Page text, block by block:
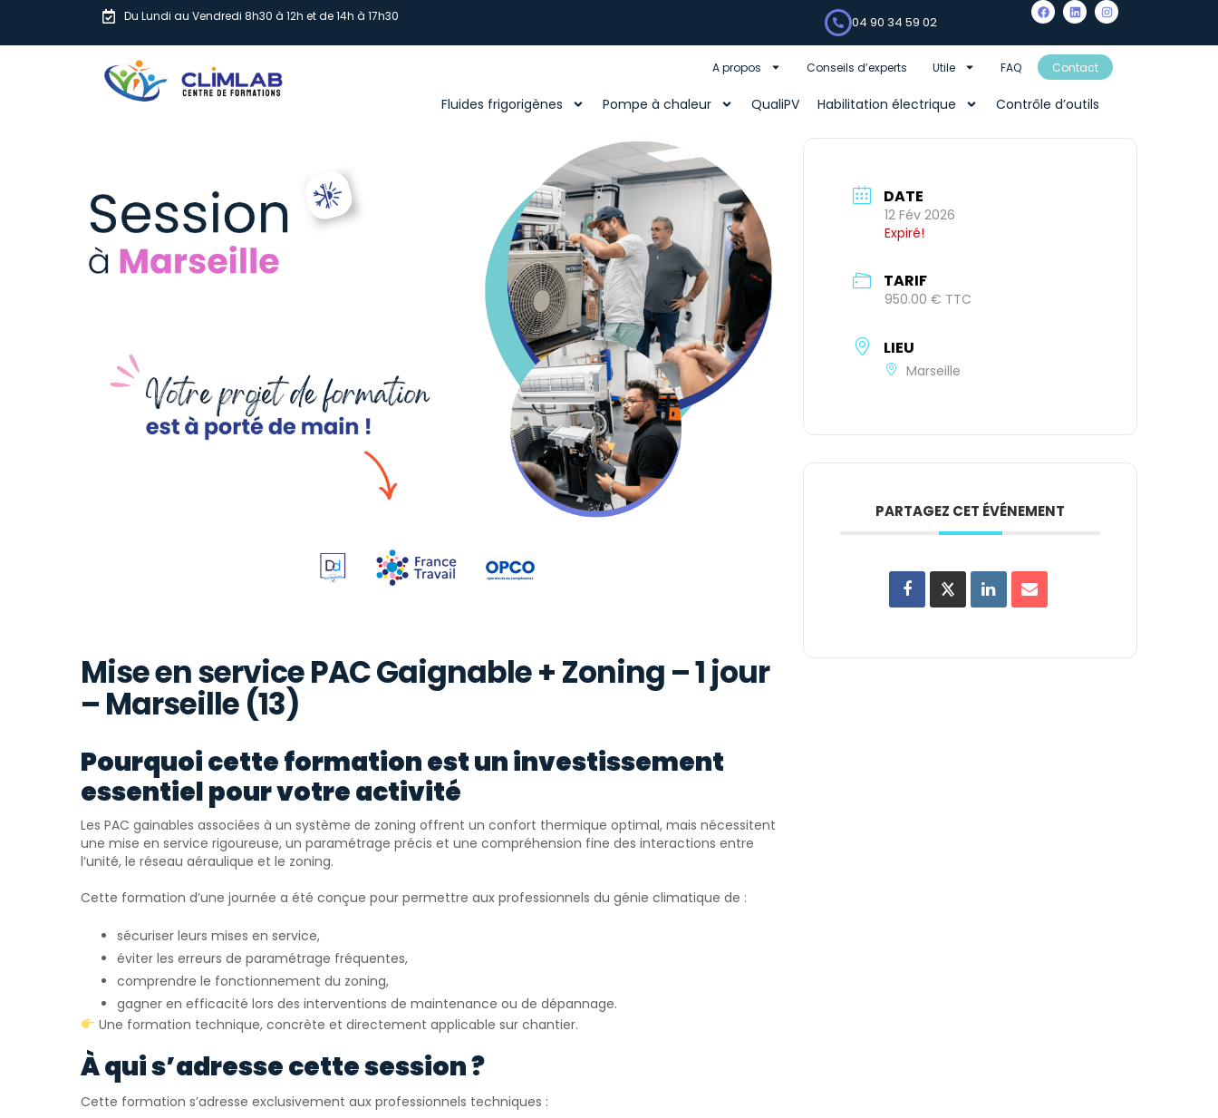
Du Lundi au Vendredi 8h30 à 12h et de 14h à 17h30 04 90 34 59 02
A propos Conseils d’experts Utile FAQ Contact
Fluides frigorigènes Pompe à chaleur QualiPV Habilitation électrique Contrôle d’outils
Mise en service PAC Gaignable + Zoning – 1 jour
– Marseille (13)
Pourquoi cette formation est un investissement
essentiel pour votre activité
Les PAC gainables associées à un système de zoning offrent un confort thermique optimal, mais nécessitent
une mise en service rigoureuse, un paramétrage précis et une compréhension fine des interactions entre
l’unité, le réseau aéraulique et le zoning.
Cette formation d’une journée a été conçue pour permettre aux professionnels du génie climatique de :
sécuriser leurs mises en service,
éviter les erreurs de paramétrage fréquentes,
comprendre le fonctionnement du zoning,
gagner en efficacité lors des interventions de maintenance ou de dépannage.
Une formation technique, concrète et directement applicable sur chantier.
À qui s’adresse cette session ?
Cette formation s’adresse exclusivement aux professionnels techniques :
DATE
12 Fév 2026
Expiré!
TARIF
950.00 € TTC
LIEU
Marseille
PARTAGEZ CET ÉVÉNEMENT